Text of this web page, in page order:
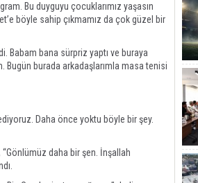
Bu duyguyu çocuklarımız yaşasın
böyle sahip çıkmamız da çok güzel bir
Babam bana sürpriz yaptı ve buraya
Bugün burada arkadaşlarımla masa tenisi
Daha önce yoktu böyle bir şey.
daha bir şen. İnşallah